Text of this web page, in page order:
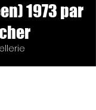
1973 par